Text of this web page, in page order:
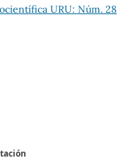
URU: Núm. 28